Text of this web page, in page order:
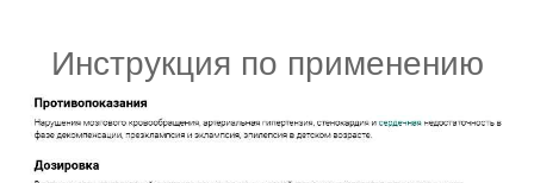
Инструкция по применению